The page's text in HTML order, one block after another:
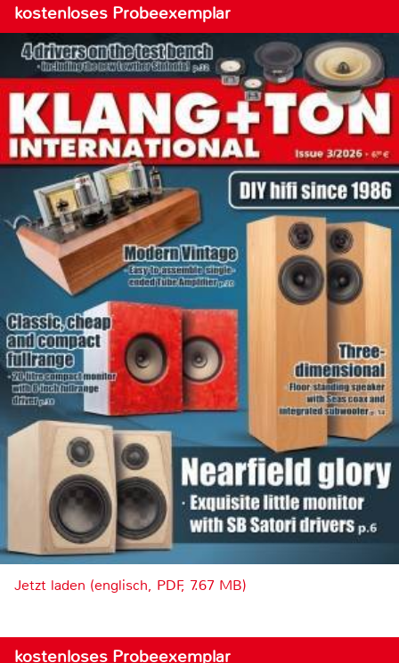
kostenloses Probeexemplar
Jetzt laden (englisch, PDF, 7.67 MB)
kostenloses Probeexemplar